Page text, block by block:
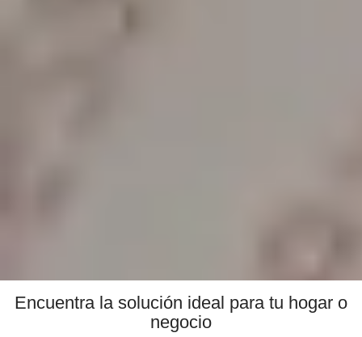
Encuentra la solución ideal para tu hogar o
negocio